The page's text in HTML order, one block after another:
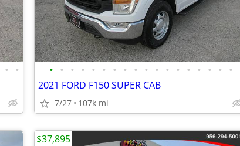
• • • • • • • • • • • • • • • • • • • •
2021 FORD F150 SUPER CAB
7/27 107k mi
$37,895